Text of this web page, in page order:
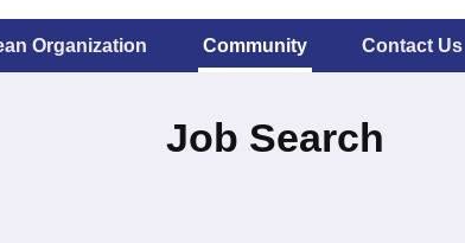
Organization Community Contact Us
Job Search